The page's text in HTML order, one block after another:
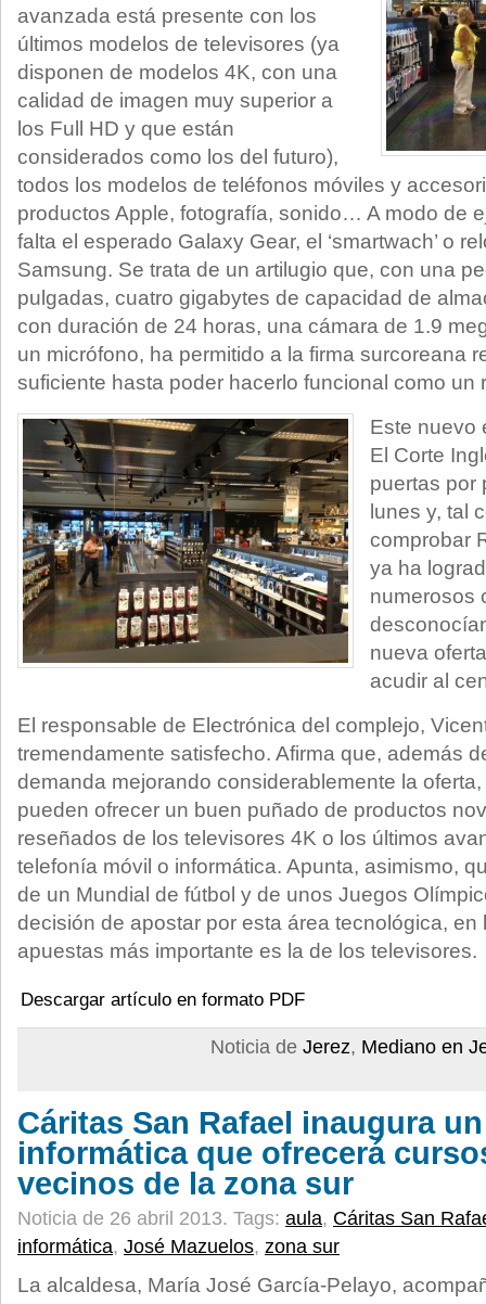
avanzada está presente con los
últimos modelos de televisores (ya
disponen de modelos 4K, con una
calidad de imagen muy superior a
los Full HD y que están
considerados como los del futuro),
todos los modelos de teléfonos móviles y
productos Apple, fotografía, sonido… A modo de
falta el esperado Galaxy Gear, el ‘smartwach’ o
Samsung. Se trata de un artilugio que, con una
pulgadas, cuatro gigabytes de capacidad de
con duración de 24 horas, una cámara de 1.9
un micrófono, ha permitido a la firma surcoreana
suficiente hasta poder hacerlo funcional como un
Este nuevo
El Corte
puertas por
lunes y, tal
comprobar
ya ha
numerosos
nueva
acudir al
El responsable de Electrónica del complejo,
tremendamente satisfecho. Afirma que, además
demanda mejorando considerablemente la
pueden ofrecer un buen puñado de productos
reseñados de los televisores 4K o los últimos
telefonía móvil o informática. Apunta, asimismo,
de un Mundial de fútbol y de unos Juegos
decisión de apostar por esta área tecnológica, en
apuestas más importante es la de los televisores.
Descargar artículo en formato PDF
Noticia de Jerez, Mediano en
Cáritas San Rafael inaugura
informática que ofrecerá
vecinos de la zona sur
Noticia de 26 abril 2013. Tags: aula, Cáritas San
informática, José Mazuelos, zona sur
La alcaldesa, María José García-Pelayo,